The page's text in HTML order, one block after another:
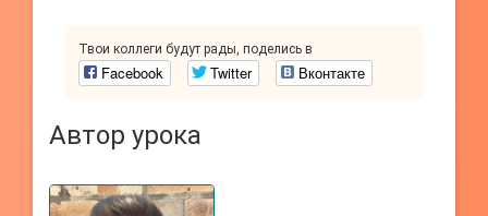
Твои коллеги будут рады, поделись в
Facebook Twitter Вконтакте
Автор урока